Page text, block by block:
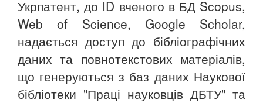
Укрпатент, до ID вченого в БД Scopus,
Web of Science, Google Scholar,
надається доступ до бібліографічних
даних та повнотекстових матеріалів,
що генеруються з баз даних Наукової
бібліотеки "Праці науковців ДБТУ" та